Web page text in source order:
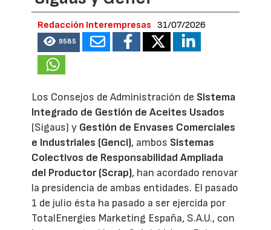
Redacción Interempresas 31/07/2026
9585
Los Consejos de Administración de Sistema
Integrado de Gestión de Aceites Usados
(Sigaus) y Gestión de Envases Comerciales
e Industriales (Genci), ambos Sistemas
Colectivos de Responsabilidad Ampliada
del Productor (Scrap), han acordado renovar
la presidencia de ambas entidades. El pasado
1 de julio ésta ha pasado a ser ejercida por
TotalEnergies Marketing España, S.A.U., con